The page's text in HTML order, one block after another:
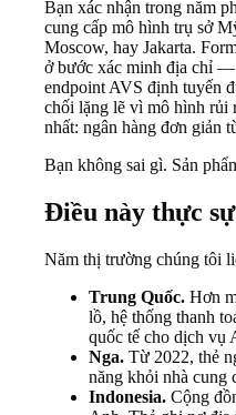
Bạn xác nhận trong năm
cung cấp mô hình trụ sở
Moscow, hay Jakarta.
ở bước xác minh địa chỉ —
endpoint AVS định tuyến
chối lặng lẽ vì mô hình rủi
nhất: ngân hàng đơn giản
Bạn không sai gì. Sản
Điều này thực
Năm thị trường chúng tôi
Trung Quốc. Hơn
lồ, hệ thống thanh
quốc tế cho dịch vụ
Nga. Từ 2022, thẻ
năng khỏi nhà cung
Indonesia. Cộng